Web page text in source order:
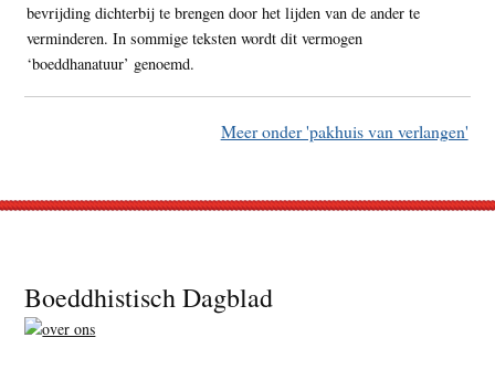
bevrijding dichterbij te brengen door het lijden van de ander te
verminderen. In sommige teksten wordt dit vermogen
‘boeddhanatuur’ genoemd.
Meer onder 'pakhuis van verlangen'
Footer
Boeddhistisch Dagblad